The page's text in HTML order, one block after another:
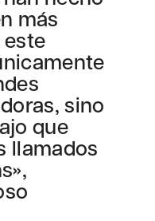
más
este
sino
que
llamados